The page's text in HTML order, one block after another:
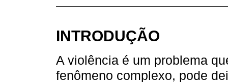
INTRODUÇÃO
A violência é um problema
fenômeno complexo, pode